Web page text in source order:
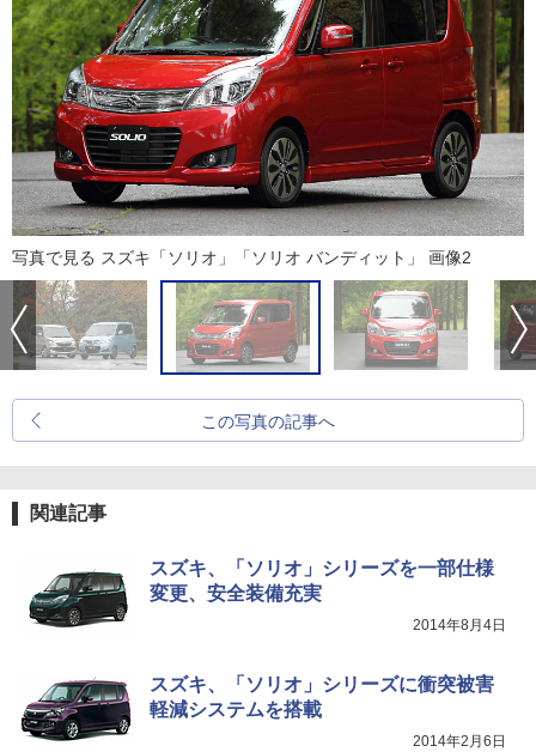
写真で見る スズキ「ソリオ」「ソリオ バンディット」 画像2
この写真の記事へ
関連記事
スズキ、「ソリオ」シリーズを一部仕様
変更、安全装備充実
2014年8月4日
スズキ、「ソリオ」シリーズに衝突被害
軽減システムを搭載
2014年2月6日